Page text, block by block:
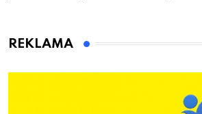
dzieci
REKLAMA